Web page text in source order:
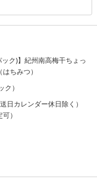
ク)】紀州南高梅干ちょっ
ちみつ）
）
日カレンダー休日除く）
）